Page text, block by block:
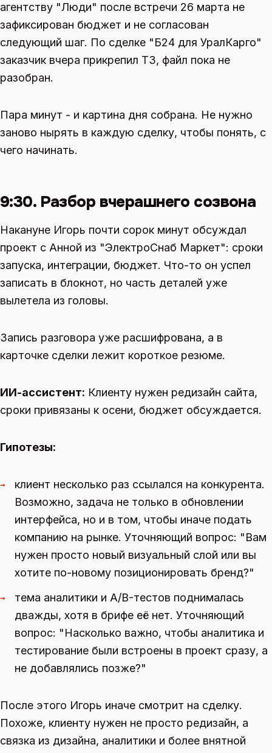
агентству "Люди" после встречи 26 марта не
зафиксирован бюджет и не согласован
следующий шаг. По сделке "Б24 для УралКарго"
заказчик вчера прикрепил ТЗ, файл пока не
разобран.
Пара минут - и картина дня собрана. Не нужно
заново нырять в каждую сделку, чтобы понять, с
чего начинать.
9:30. Разбор вчерашнего созвона
Накануне Игорь почти сорок минут обсуждал
проект с Анной из "ЭлектроСнаб Маркет": сроки
запуска, интеграции, бюджет. Что-то он успел
записать в блокнот, но часть деталей уже
вылетела из головы.
Запись разговора уже расшифрована, а в
карточке сделки лежит короткое резюме.
ИИ-ассистент: Клиенту нужен редизайн сайта,
сроки привязаны к осени, бюджет обсуждается.
Гипотезы:
→
клиент несколько раз ссылался на конкурента.
Возможно, задача не только в обновлении
интерфейса, но и в том, чтобы иначе подать
компанию на рынке. Уточняющий вопрос: "Вам
нужен просто новый визуальный слой или вы
хотите по-новому позиционировать бренд?"
→
тема аналитики и A/B-тестов поднималась
дважды, хотя в брифе её нет. Уточняющий
вопрос: "Насколько важно, чтобы аналитика и
тестирование были встроены в проект сразу, а
не добавлялись позже?"
После этого Игорь иначе смотрит на сделку.
Похоже, клиенту нужен не просто редизайн, а
связка из дизайна, аналитики и более внятной